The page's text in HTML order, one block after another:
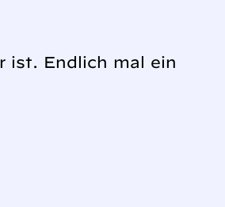
ist. Endlich mal ein